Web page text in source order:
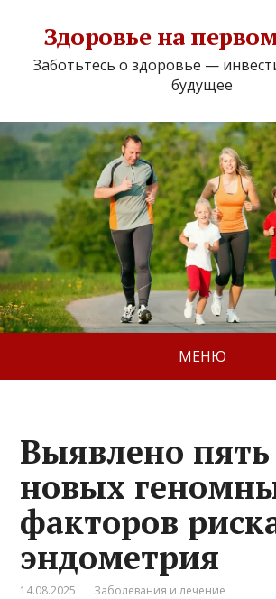
Здоровье на
Заботьтесь о здоровье —
будущее
МЕНЮ
Выявлено пять
новых
факторов
эндометрия
14.08.2025 Заболевания и лечение